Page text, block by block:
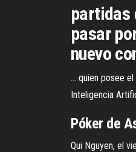
partidas
pasar
nuevo
... quien posee
Inteligencia
Póker de
Qui Nguyen, el